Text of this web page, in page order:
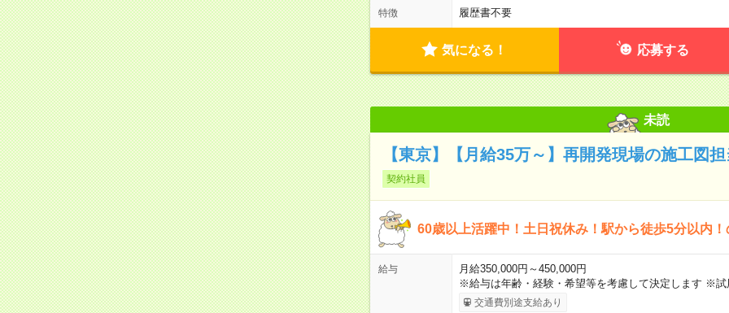
特徴 履歴書不要
気になる！ 応募する
未読
【東京】【月給35万～】再開発現場の施工図
契約社員
60歳以上活躍中！土日祝休み！駅から徒歩5分以内！
給与
月給350,000円～450,000円
※給与は年齢・経験・希望等を考慮して決定します ※
交通費別途支給あり